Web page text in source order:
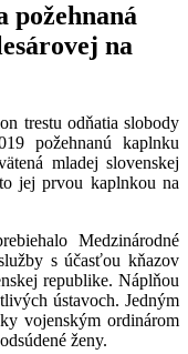
požehnaná
na
trestu odňatia slobody
požehnanú kaplnku
mladej slovenskej
jej prvou kaplnkou na
Medzinárodné
s účasťou kňazov
republike. Náplňou
ústavoch. Jedným
vojenským ordinárom
ženy.